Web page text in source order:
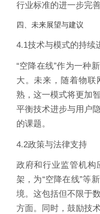
行业标准的进一步完善
四、未来展望与建议
4.1技术与模式的持续
“空降在线”作为一种
大。未来，随着物联
熟，这一模式将更加
平衡技术进步与用户
的课题。
4.2政策与法律支持
政府和行业监管机构
架，为“空降在线”等
境。这包括但不限于
方面。同时，鼓励技